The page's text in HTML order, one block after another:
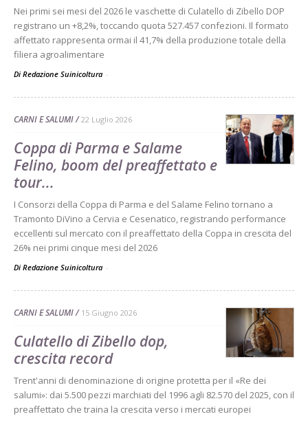
Nei primi sei mesi del 2026 le vaschette di Culatello di Zibello DOP
registrano un +8,2%, toccando quota 527.457 confezioni. Il formato
affettato rappresenta ormai il 41,7% della produzione totale della
filiera agroalimentare
Di Redazione Suinicoltura -
CARNI E SALUMI 22 Luglio 2026
Coppa di Parma e Salame
Felino, boom del preaffettato e
tour...
I Consorzi della Coppa di Parma e del Salame Felino tornano a
Tramonto DiVino a Cervia e Cesenatico, registrando performance
eccellenti sul mercato con il preaffettato della Coppa in crescita del
26% nei primi cinque mesi del 2026
Di Redazione Suinicoltura -
CARNI E SALUMI 15 Giugno 2026
Culatello di Zibello dop,
crescita record
Trent'anni di denominazione di origine protetta per il «Re dei
salumi»: dai 5.500 pezzi marchiati del 1996 agli 82.570 del 2025, con il
preaffettato che traina la crescita verso i mercati europei